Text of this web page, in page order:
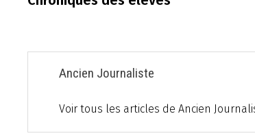
l’article
Ancien Journaliste
Voir tous les articles de Ancien